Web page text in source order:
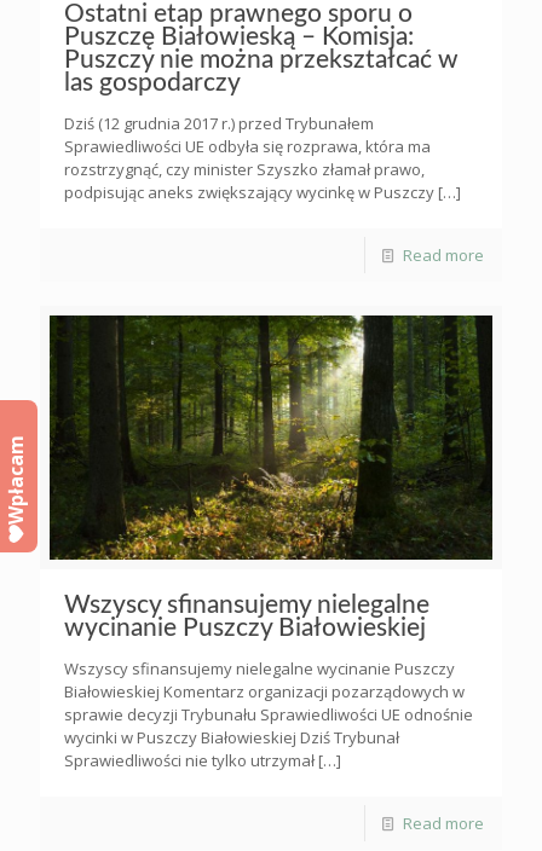
Ostatni etap prawnego sporu o
Puszczę Białowieską – Komisja:
Puszczy nie można przekształcać w
las gospodarczy
Dziś (12 grudnia 2017 r.) przed Trybunałem
Sprawiedliwości UE odbyła się rozprawa, która ma
rozstrzygnąć, czy minister Szyszko złamał prawo,
podpisując aneks zwiększający wycinkę w Puszczy […]
Read more
Wszyscy sfinansujemy nielegalne
wycinanie Puszczy Białowieskiej
Wszyscy sfinansujemy nielegalne wycinanie Puszczy
Białowieskiej Komentarz organizacji pozarządowych w
sprawie decyzji Trybunału Sprawiedliwości UE odnośnie
wycinki w Puszczy Białowieskiej Dziś Trybunał
Sprawiedliwości nie tylko utrzymał[…]
Read more
Wpłacam